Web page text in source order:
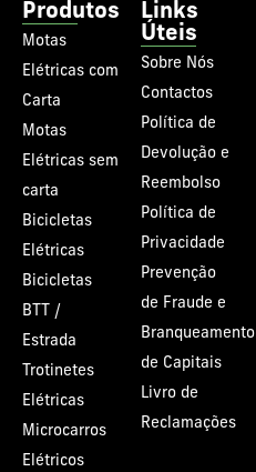
Produtos
Motas
Elétricas com
Carta
Motas
Elétricas sem
carta
Bicicletas
Elétricas
Bicicletas
BTT /
Estrada
Trotinetes
Elétricas
Microcarros
Elétricos
Links
Úteis
Sobre Nós
Contactos
Política de
Devolução e
Reembolso
Política de
Privacidade
Prevenção
de Fraude e
Branqueamento
de Capitais
Livro de
Reclamações